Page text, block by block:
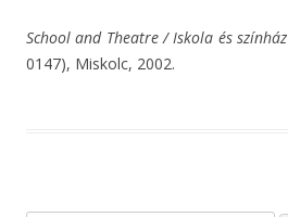
School and Theatre / Iskola és színház
0147), Miskolc, 2002.